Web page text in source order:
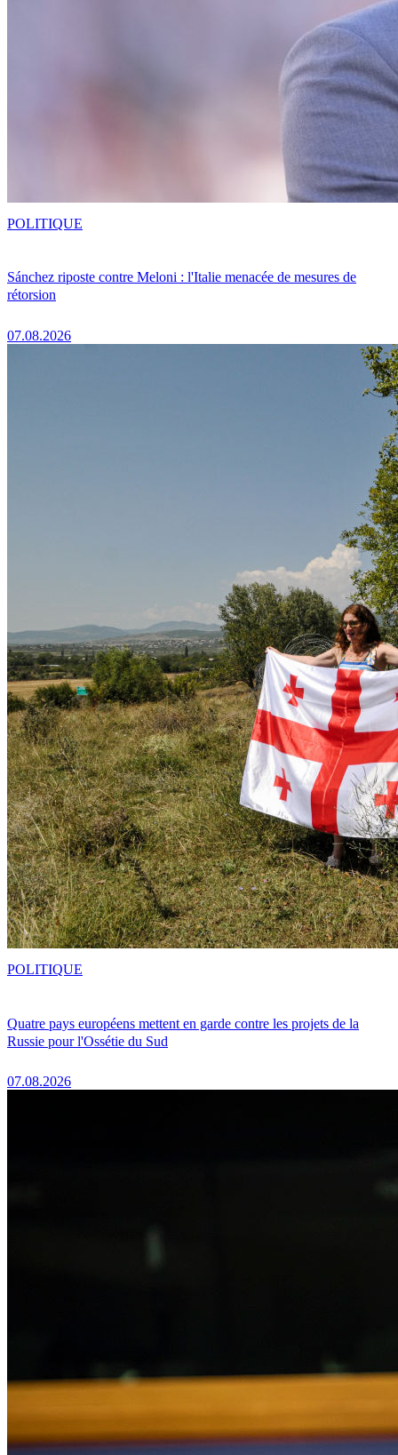
Sánchez riposte contre Meloni : l'Italie menacée de mesures de
rétorsion
07.08.2026
POLITIQUE
Quatre pays européens mettent en garde contre les projets de la
Russie pour l'Ossétie du Sud
07.08.2026
POLITIQUE